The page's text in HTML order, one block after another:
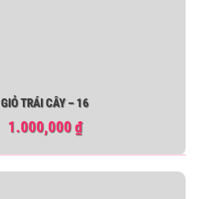
GIỎ TRÁI CÂY – 16
1.000,000₫